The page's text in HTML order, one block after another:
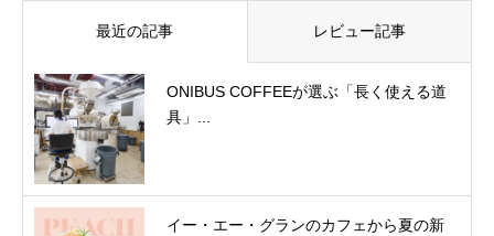
最近の記事 レビュー記事
ONIBUS COFFEEが選ぶ「長く使える道
具」...
イー・エー・グランのカフェから夏の新